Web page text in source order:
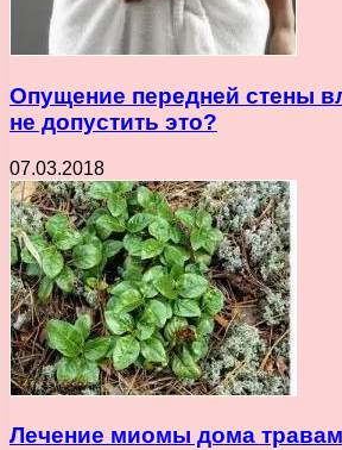
Опущение передней стены
не допустить это?
07.03.2018
Лечение миомы дома